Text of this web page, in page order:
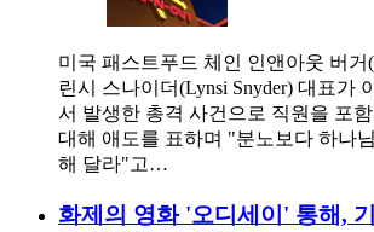
미국 패스트푸드 체인 인앤아웃 버거
린시 스나이더(Lynsi Snyder) 대표가
서 발생한 총격 사건으로 직원을 포함
대해 애도를 표하며 "분노보다 하나
해 달라"고…
화제의 영화 '오디세이' 통해,